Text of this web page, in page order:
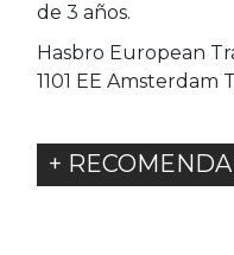
de 3 años.
Hasbro European
1101 EE
+